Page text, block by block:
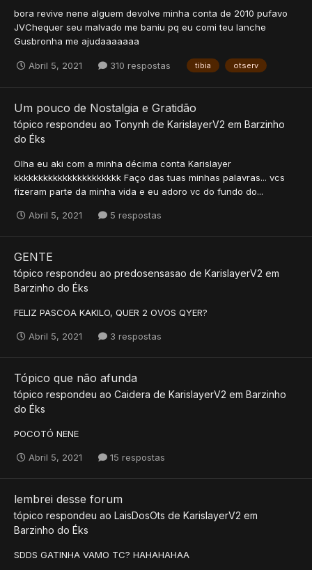
bora revive nene alguem devolve minha conta de 2010 pufavo
JVChequer seu malvado me baniu pq eu comi teu lanche
Gusbronha me ajudaaaaaaa
Abril 5, 2021 310 respostas tibia otserv
Um pouco de Nostalgia e Gratidão
tópico respondeu ao Tonynh de KarislayerV2 em Barzinho
do Éks
Olha eu aki com a minha décima conta Karislayer
kkkkkkkkkkkkkkkkkkkkkk Faço das tuas minhas palavras... vcs
fizeram parte da minha vida e eu adoro vc do fundo do...
Abril 5, 2021 5 respostas
GENTE
tópico respondeu ao predosensasao de KarislayerV2 em
Barzinho do Éks
FELIZ PASCOA KAKILO, QUER 2 OVOS QYER?
Abril 5, 2021 3 respostas
Tópico que não afunda
tópico respondeu ao Caidera de KarislayerV2 em Barzinho
do Éks
POCOTÓ NENE
Abril 5, 2021 15 respostas
lembrei desse forum
tópico respondeu ao LaisDosOts de KarislayerV2 em
Barzinho do Éks
SDDS GATINHA VAMO TC? HAHAHAHAA